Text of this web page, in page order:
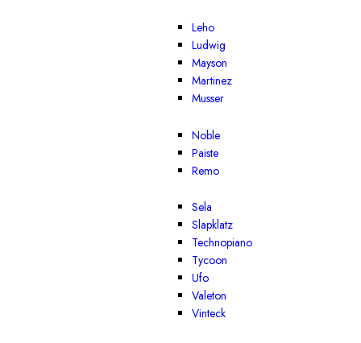
Leho
Ludwig
Mayson
Martinez
Musser
Noble
Paiste
Remo
Sela
Slapklatz
Technopiano
Tycoon
Ufo
Valeton
Vinteck